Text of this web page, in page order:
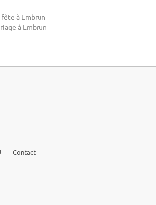
à Embrun
à Embrun
Contact